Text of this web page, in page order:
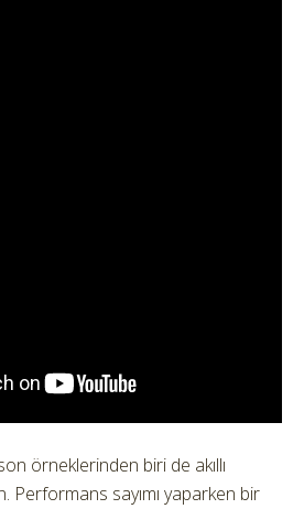
örneklerinden biri de akıllı
Performans sayımı yaparken bir